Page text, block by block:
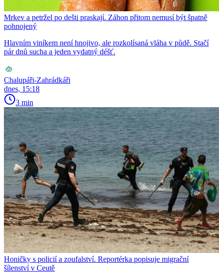
Mrkev a petržel po dešti praskají. Záhon přitom nemusí být špatně
pohnojený
Hlavním viníkem není hnojivo, ale rozkolísaná vláha v půdě. Stačí
pár dnů sucha a jeden vydatný déšť.
Chalupáři-Zahrádkáři
dnes, 15:18
3 min
Honičky s policií a zoufalství. Reportérka popisuje migrační
šílenství v Ceutě